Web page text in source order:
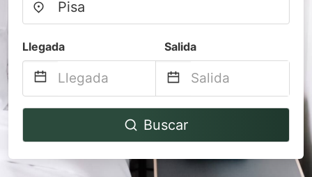
Llegada Salida
Navigate
to
interact
Navigate
to
interact
Buscar